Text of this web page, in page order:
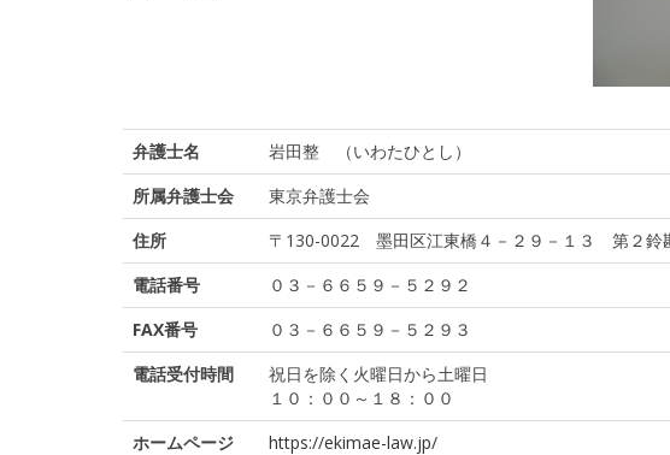
弁護士名
岩田整 （いわたひとし）
所属弁護士会
東京弁護士会
住所
〒130-0022 墨田区江東橋４－２９－１３ 第２鈴
電話番号
０３－６６５９－５２９２
FAX番号
０３－６６５９－５２９３
電話受付時間
祝日を除く火曜日から土曜日
１０：００～１８：００
ホームページ
https://ekimae-law.jp/